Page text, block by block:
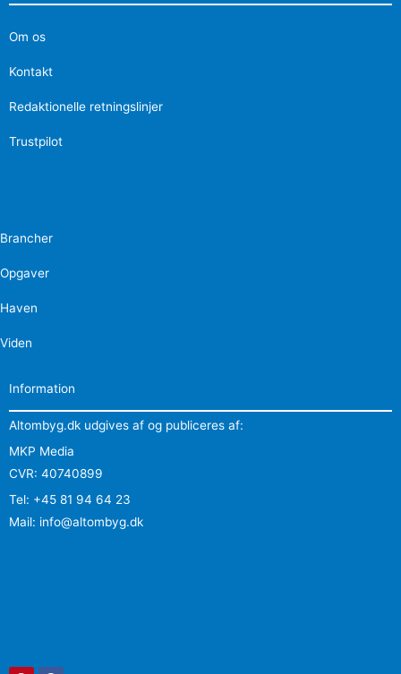
Om os
Kontakt
Redaktionelle retningslinjer
Trustpilot
Brancher
Opgaver
Haven
Viden
Information
Altombyg.dk udgives af og publiceres af:
MKP Media
CVR: 40740899
Tel: +45 81 94 64 23
Mail: info@altombyg.dk